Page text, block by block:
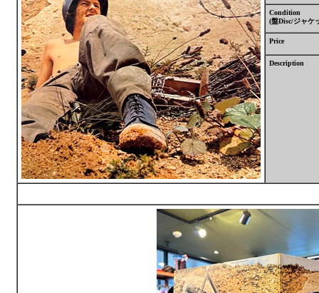
Condition
(盤Disc/ジャケ
Price
Description